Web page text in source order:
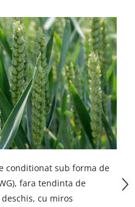
conditionat sub forma de
fara tendinta de
cu miros